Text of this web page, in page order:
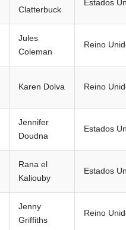
Clatterbuck
Estados
Jules
Coleman
Reino
Karen Dolva Reino
Jennifer
Doudna
Estados
Rana el
Kaliouby
Estados
Jenny
Griffiths
Reino